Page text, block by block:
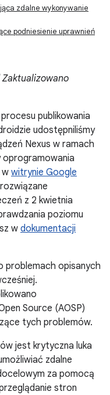
zdalne wykonywanie
podniesienie uprawnień
publikowania
udostępniliśmy
Nexus w ramach
oprogramowania
w witrynie Google
z 2 kwietnia
poziomu
w dokumentacji
problemach opisanych
Source (AOSP)
tych problemów.
jest krytyczna luka
zdalne
za pomocą
stron